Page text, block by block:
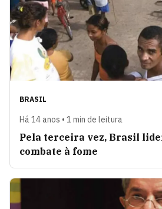
BRASIL
Há 14 anos • 1 min de leitura
Pela terceira vez, Brasil
combate à fome